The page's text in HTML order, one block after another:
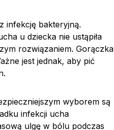
infekcję bakteryjną.
u dziecka nie ustąpiła
rozwiązaniem. Gorączka
jest jednak, aby pić
wyborem są
infekcji ucha
ulgę w bólu podczas